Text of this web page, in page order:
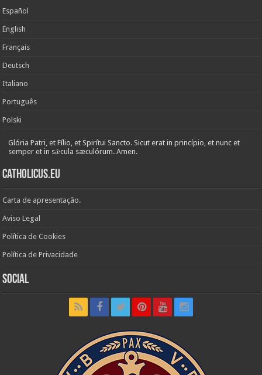
Español
English
Français
Deutsch
Italiano
Português
Polski
Glória Patri, et Fílio, et Spirítui Sancto. Sicut erat in princípio, et nunc et
semper et in sǽcula sæculórum. Amen.
Catholicus.eu
Carta de apresentação.
Aviso Legal
Política de Cookies
Política de Privacidade
Social